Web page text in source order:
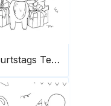
Geburtstags Teddy Geschenke und Luftballons